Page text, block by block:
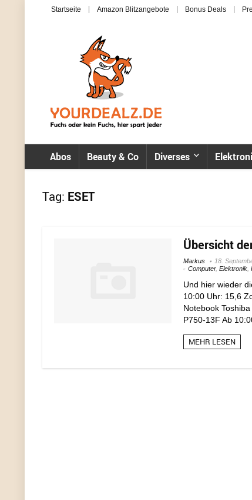
Startseite Amazon Blitzangebote Bonus Deals
Abos Beauty & Co Diverses
Tag: ESET
Übersicht
Markus
18.
Computer, Elektronik
Und hier wieder
10:00 Uhr: 15,6
Notebook
P750-13F Ab
MEHR LESEN